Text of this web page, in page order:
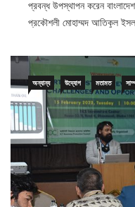
ব্যবস্থাপনা’’ শীর্ষক দিনব্যাপী
প্রবন্ধ উপস্থাপন করেন বাংলাদেশ
অন্যান্য উদ্যোগ মতামত